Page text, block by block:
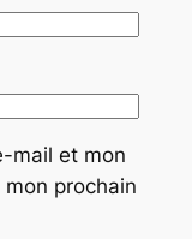
mail et mon
prochain